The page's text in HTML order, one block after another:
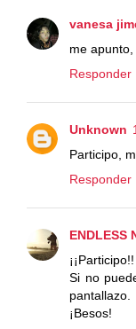
vanesa
me
Responder
Unknown
Participo,
Responder
ENDLESS
Si no
pantallazo.
¡Besos!